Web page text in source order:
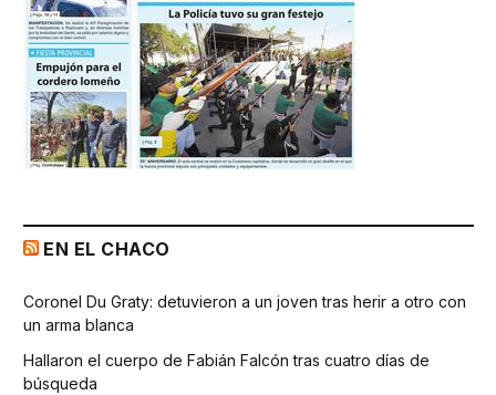
EN EL CHACO
Coronel Du Graty: detuvieron a un joven tras herir a otro con
un arma blanca
Hallaron el cuerpo de Fabián Falcón tras cuatro días de
búsqueda